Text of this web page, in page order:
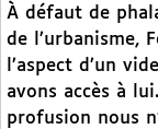
À défaut de
de l’urbanisme,
l’aspect d’un
avons accès à
profusion nous